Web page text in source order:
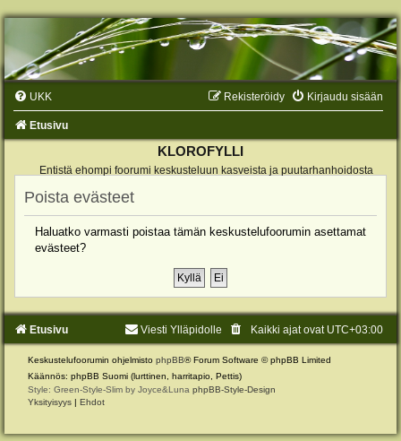
UKK Kirjaudu sisään
Rekisteröidy
Etusivu
KLOROFYLLI
Entistä ehompi foorumi keskusteluun kasveista ja puutarhanhoidosta
Poista evästeet
Haluatko varmasti poistaa tämän keskustelufoorumin asettamat
evästeet?
Etusivu Kaikki ajat ovat UTC+03:00
Viesti Ylläpidolle
Keskustelufoorumin ohjelmisto phpBB® Forum Software © phpBB Limited
Käännös: phpBB Suomi (lurttinen, harritapio, Pettis)
Style: Green-Style-Slim by Joyce&Luna phpBB-Style-Design
Yksityisyys | Ehdot